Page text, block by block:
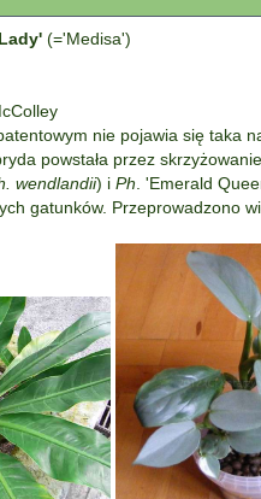
(='Medisa')
nie pojawia się taka
powstała przez skrzyżowanie
wendlandii) i Ph . 'Emerald
gatunków. Przeprowadzono